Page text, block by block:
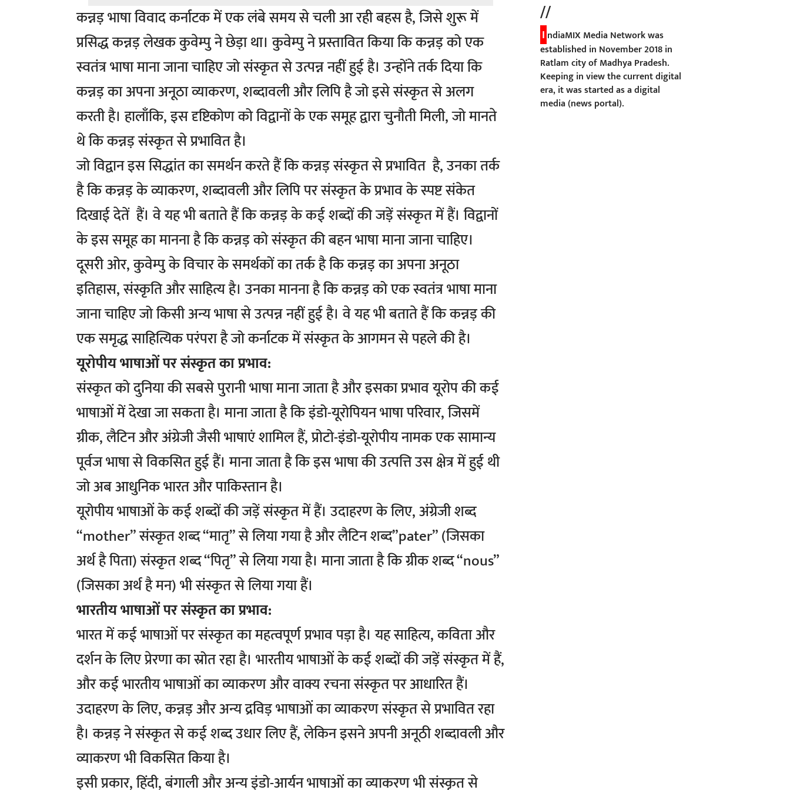
कन्नड़ भाषा विवाद कर्नाटक में एक लंबे समय से चली आ रही बहस है, जिसे शुरू में
प्रसिद्ध कन्नड़ लेखक कुवेम्पु ने छेड़ा था। कुवेम्पु ने प्रस्तावित किया कि कन्नड़ को एक
स्वतंत्र भाषा माना जाना चाहिए जो संस्कृत से उत्पन्न नहीं हुई है। उन्होंने तर्क दिया कि
कन्नड़ का अपना अनूठा व्याकरण, शब्दावली और लिपि है जो इसे संस्कृत से अलग
करती है। हालाँकि, इस दृष्टिकोण को विद्वानों के एक समूह द्वारा चुनौती मिली, जो मानते
थे कि कन्नड़ संस्कृत से प्रभावित है।
जो विद्वान इस सिद्धांत का समर्थन करते हैं कि कन्नड़ संस्कृत से प्रभावित है, उनका तर्क
है कि कन्नड़ के व्याकरण, शब्दावली और लिपि पर संस्कृत के प्रभाव के स्पष्ट संकेत
दिखाई देतें हैं। वे यह भी बताते हैं कि कन्नड़ के कई शब्दों की जड़ें संस्कृत में हैं। विद्वानों
के इस समूह का मानना ​​है कि कन्नड़ को संस्कृत की बहन भाषा माना जाना चाहिए।
दूसरी ओर, कुवेम्पु के विचार के समर्थकों का तर्क है कि कन्नड़ का अपना अनूठा
इतिहास, संस्कृति और साहित्य है। उनका मानना ​​है कि कन्नड़ को एक स्वतंत्र भाषा माना
जाना चाहिए जो किसी अन्य भाषा से उत्पन्न नहीं हुई है। वे यह भी बताते हैं कि कन्नड़ की
एक समृद्ध साहित्यिक परंपरा है जो कर्नाटक में संस्कृत के आगमन से पहले की है।
यूरोपीय भाषाओं पर संस्कृत का प्रभाव:
संस्कृत को दुनिया की सबसे पुरानी भाषा माना जाता है और इसका प्रभाव यूरोप की कई
भाषाओं में देखा जा सकता है। माना जाता है कि इंडो-यूरोपियन भाषा परिवार, जिसमें
ग्रीक, लैटिन और अंग्रेजी जैसी भाषाएं शामिल हैं, प्रोटो-इंडो-यूरोपीय नामक एक सामान्य
पूर्वज भाषा से विकसित हुई हैं। माना जाता है कि इस भाषा की उत्पत्ति उस क्षेत्र में हुई थी
जो अब आधुनिक भारत और पाकिस्तान है।
यूरोपीय भाषाओं के कई शब्दों की जड़ें संस्कृत में हैं। उदाहरण के लिए, अंग्रेजी शब्द
“mother” संस्कृत शब्द “मातृ” से लिया गया है और लैटिन शब्द”pater” (जिसका
अर्थ है पिता) संस्कृत शब्द “पितृ” से लिया गया है। माना जाता है कि ग्रीक शब्द “nous”
(जिसका अर्थ है मन) भी संस्कृत से लिया गया हैं।
भारतीय भाषाओं पर संस्कृत का प्रभाव:
भारत में कई भाषाओं पर संस्कृत का महत्वपूर्ण प्रभाव पड़ा है। यह साहित्य, कविता और
दर्शन के लिए प्रेरणा का स्रोत रहा है। भारतीय भाषाओं के कई शब्दों की जड़ें संस्कृत में हैं,
और कई भारतीय भाषाओं का व्याकरण और वाक्य रचना संस्कृत पर आधारित हैं।
उदाहरण के लिए, कन्नड़ और अन्य द्रविड़ भाषाओं का व्याकरण संस्कृत से प्रभावित रहा
है। कन्नड़ ने संस्कृत से कई शब्द उधार लिए हैं, लेकिन इसने अपनी अनूठी शब्दावली और
व्याकरण भी विकसित किया है।
इसी प्रकार, हिंदी, बंगाली और अन्य इंडो-आर्यन भाषाओं का व्याकरण भी संस्कृत से
//
I ndiaMIX Media Network was
established in November 2018 in
Ratlam city of Madhya Pradesh.
Keeping in view the current digital
era, it was started as a digital
media (news portal).